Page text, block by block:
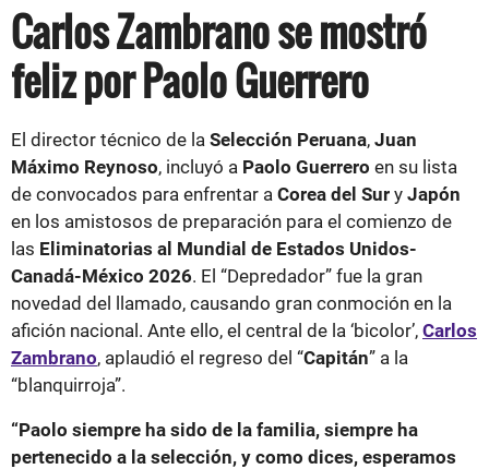
Carlos Zambrano se mostró
feliz por Paolo Guerrero
El director técnico de la Selección Peruana, Juan
Máximo Reynoso, incluyó a Paolo Guerrero en su lista
de convocados para enfrentar a Corea del Sur y Japón
en los amistosos de preparación para el comienzo de
las Eliminatorias al Mundial de Estados Unidos-
Canadá-México 2026. El “Depredador” fue la gran
novedad del llamado, causando gran conmoción en la
afición nacional. Ante ello, el central de la ‘bicolor’, Carlos
Zambrano, aplaudió el regreso del “Capitán” a la
“blanquirroja”.
“Paolo siempre ha sido de la familia, siempre ha
pertenecido a la selección, y como dices, esperamos